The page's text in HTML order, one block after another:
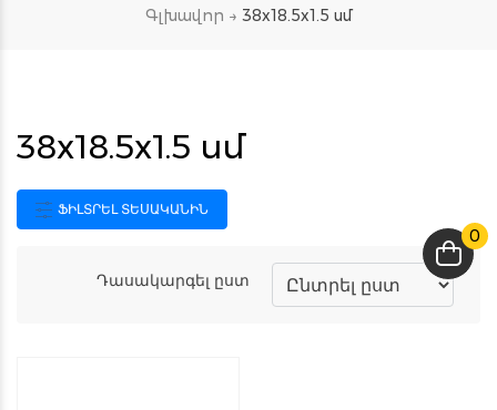
0
Գլխավոր → 38x18.5x1.5 սմ
38x18.5x1.5 սմ
ՖԻԼՏՐԵԼ ՏԵՍԱԿԱՆԻՆ
Դասակարգել ըստ